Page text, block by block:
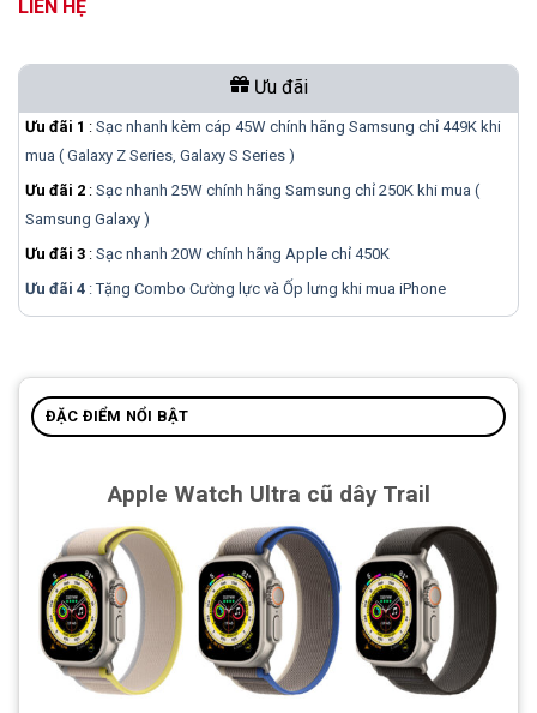
LIÊN HỆ
Ưu đãi
Ưu đãi 1 : Sạc nhanh kèm cáp 45W chính hãng Samsung chỉ 449K khi
mua ( Galaxy Z Series, Galaxy S Series )
Ưu đãi 2 : Sạc nhanh 25W chính hãng Samsung chỉ 250K khi mua (
Samsung Galaxy )
Ưu đãi 3 : Sạc nhanh 20W chính hãng Apple chỉ 450K
Ưu đãi 4 : Tặng Combo Cường lực và Ốp lưng khi mua iPhone
ĐẶC ĐIỂM NỔI BẬT
Apple Watch Ultra cũ dây Trail